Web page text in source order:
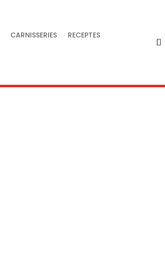
CARNISSERIES
RECEPTES